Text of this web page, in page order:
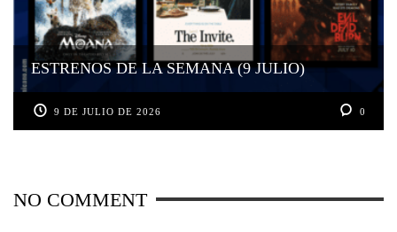
ESTRENOS DE LA SEMANA (9 JULIO)
9 DE JULIO DE 2026 0
NO COMMENT